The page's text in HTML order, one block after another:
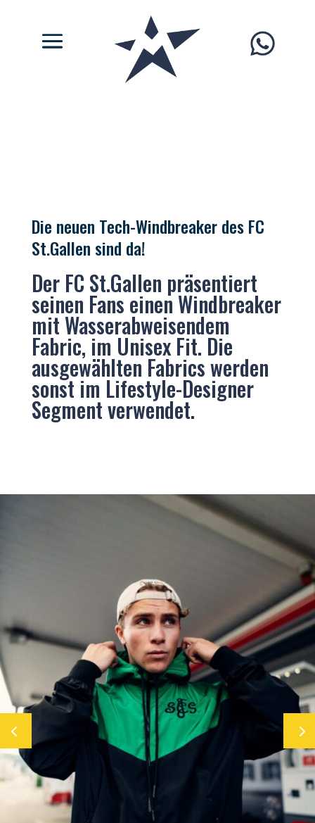
Die neuen Tech-Windbreaker des FC
St.Gallen sind da!
Der FC St.Gallen präsentiert
seinen Fans einen Windbreaker
mit Wasserabweisendem
Fabric, im Unisex Fit. Die
ausgewählten Fabrics werden
sonst im Lifestyle-Designer
Segment verwendet.